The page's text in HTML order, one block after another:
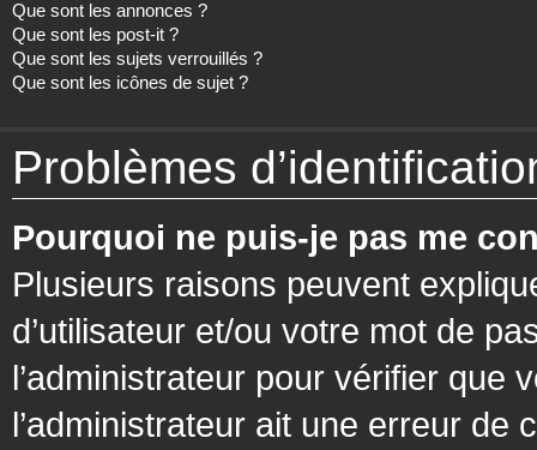
Que sont les annonces ?
Que sont les post-it ?
Que sont les sujets verrouillés ?
Que sont les icônes de sujet ?
Problèmes
Pourquoi ne puis-je pas me
Plusieurs raisons peuvent
d’utilisateur et/ou votre mot de
l’administrateur pour vérifier que
l’administrateur ait une erreur de